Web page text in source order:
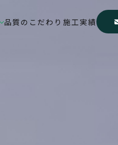
品質のこだわり 施工実績